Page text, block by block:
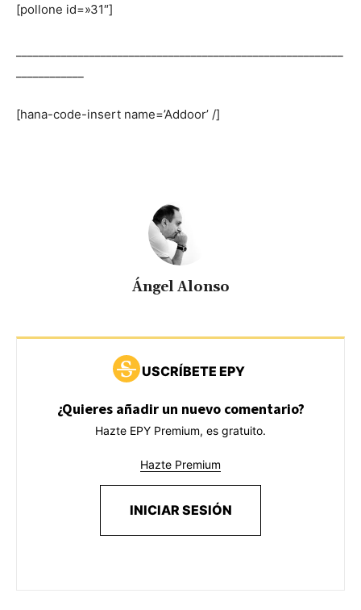
[pollone id=»31″]
[hana-code-insert name=’Addoor’ /]
Ángel Alonso
USCRÍBETE EPY
¿Quieres añadir un nuevo comentario?
Hazte EPY Premium, es gratuito.
Hazte Premium
INICIAR SESIÓN